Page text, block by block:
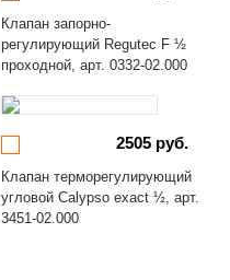
Клапан запорно-
регулирующий Regutec F ½
проходной, арт. 0332-02.000
2505 руб.
Клапан терморегулирующий
угловой Calypso exact ½, арт.
3451-02.000